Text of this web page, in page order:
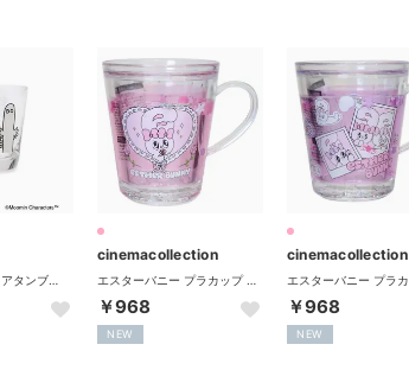
cinemacollection
￥968
NEW
cinemacollection
￥968
NEW